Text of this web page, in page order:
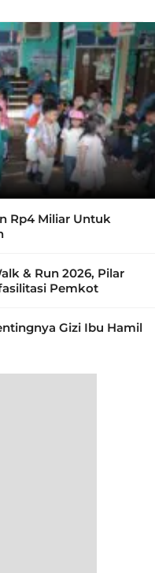
Rp4 Miliar Untuk
& Run 2026, Pilar
Pemkot
Gizi Ibu Hamil